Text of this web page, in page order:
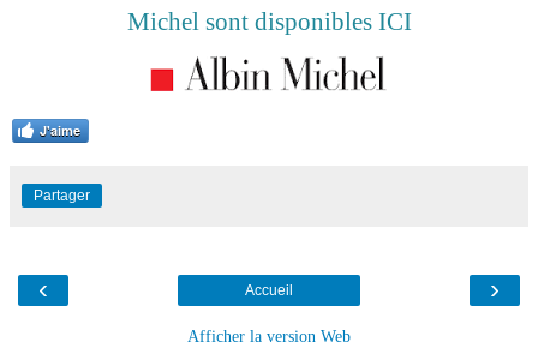
Michel sont disponibles ICI
J'aime
Partager
‹ ›
Accueil
Afficher la version Web